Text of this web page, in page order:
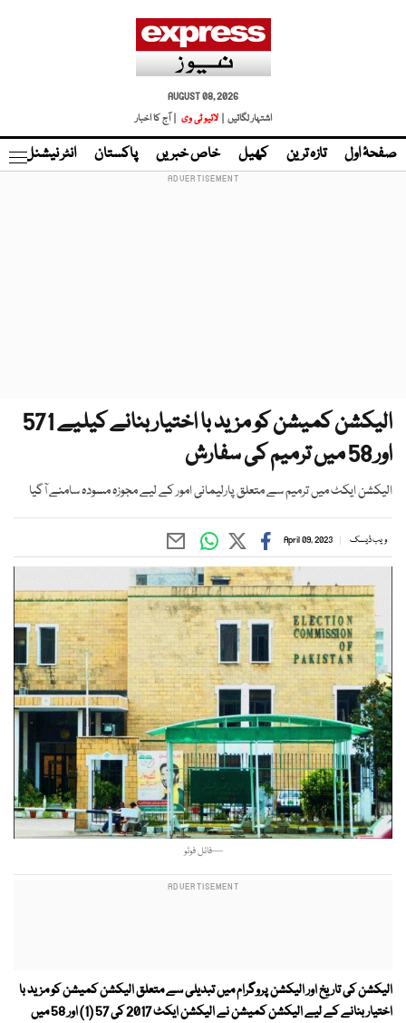
AUGUST 08, 2026
اشتہار لگائیں |
لائیو ٹی وی | آج کا اخبار
صفحۂ اول تازہ ترین کھیل خاص خبریں پاکستان انٹر نیشنل
الیکشن کمیشن کو مزید با اختیار بنانے کیلیے 571
اور 58 میں ترمیم کی سفارش
الیکشن ایکٹ میں ترمیم سے متعلق پارلیمانی امور کے لیے مجوزہ مسودہ سامنے آگیا
ویب ڈیسک April 09, 2023
—فائل فوٹو
الیکشن کی تاریخ اور الیکشن پروگرام میں تبدیلی سے متعلق الیکشن کمیشن کو مزید با
اختیار بنانے کے لیے الیکشن کمیشن نے الیکشن ایکٹ 2017 کی 57 (1) اور 58 میں